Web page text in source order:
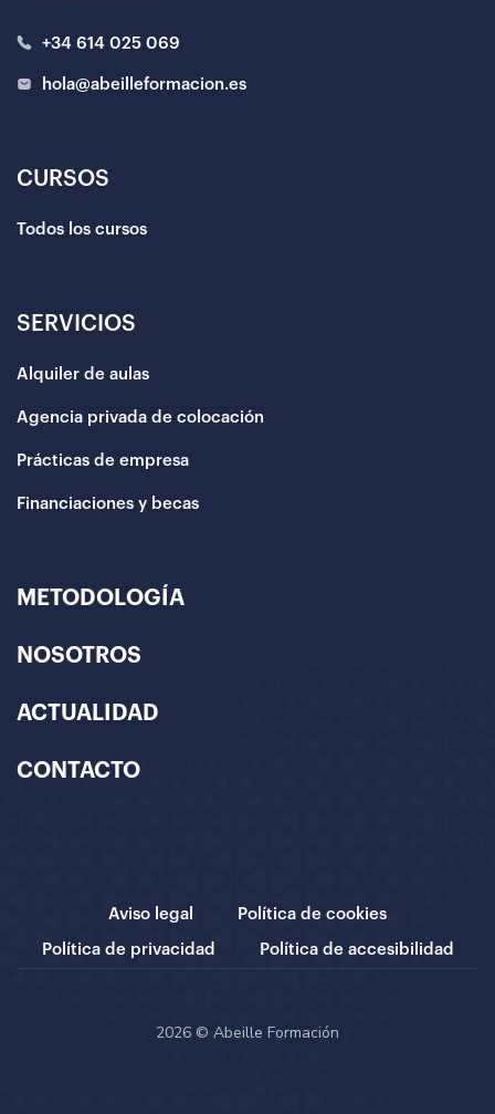
+34 614 025 069
hola@abeilleformacion.es
CURSOS
Todos los cursos
SERVICIOS
Alquiler de aulas
Agencia privada de colocación
Prácticas de empresa
Financiaciones y becas
METODOLOGÍA
NOSOTROS
ACTUALIDAD
CONTACTO
Aviso legal Política de cookies
Política de privacidad Política de accesibilidad
2026 © Abeille Formación